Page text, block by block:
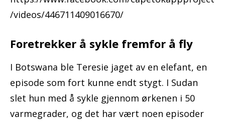
/videos/446711409016670/
Foretrekker å sykle fremfor å fly
I Botswana ble Teresie jaget av en elefant, en
episode som fort kunne endt stygt. I Sudan
slet hun med å sykle gjennom ørkenen i 50
varmegrader, og det har vært noen episoder